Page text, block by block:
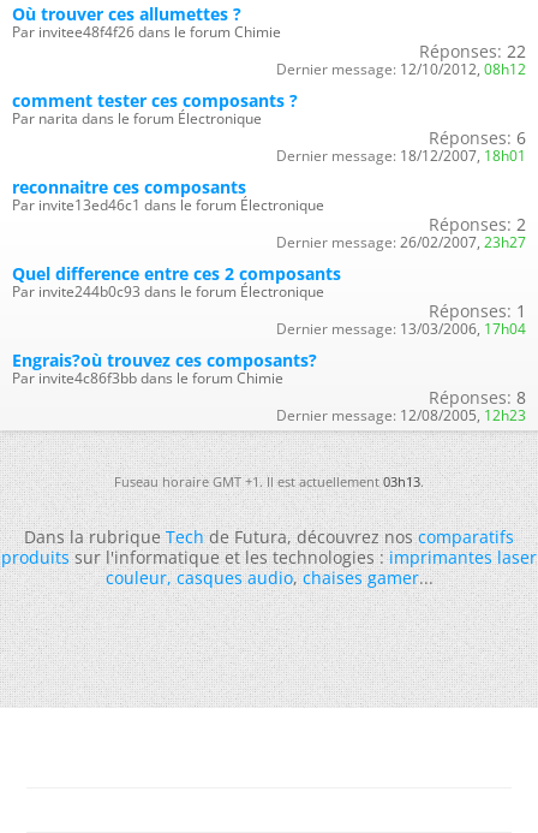
Où trouver ces allumettes ?
Par invitee48f4f26 dans le forum Chimie
Réponses: 22
Dernier message: 12/10/2012, 08h12
comment tester ces composants ?
Par narita dans le forum Électronique
Réponses: 6
Dernier message: 18/12/2007, 18h01
reconnaitre ces composants
Par invite13ed46c1 dans le forum Électronique
Réponses: 2
Dernier message: 26/02/2007, 23h27
Quel difference entre ces 2 composants
Par invite244b0c93 dans le forum Électronique
Réponses: 1
Dernier message: 13/03/2006, 17h04
Engrais?où trouvez ces composants?
Par invite4c86f3bb dans le forum Chimie
Réponses: 8
Dernier message: 12/08/2005, 12h23
Fuseau horaire GMT +1. Il est actuellement03h13.
Dans la rubriqueTechde Futura, découvrez noscomparatifs
produitssur l'informatique et les technologies :imprimantes laser
couleur,casques audio,chaises gamer...